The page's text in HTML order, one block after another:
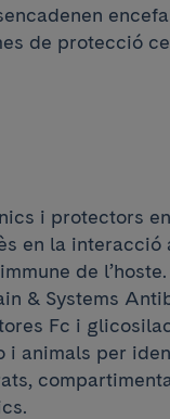
de protecció
i protectors
en la interacció
de
& Systems
Fc i
i animals per